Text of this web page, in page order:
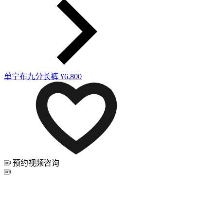
单宁布九分长裤 ¥6,800
预约视频咨询